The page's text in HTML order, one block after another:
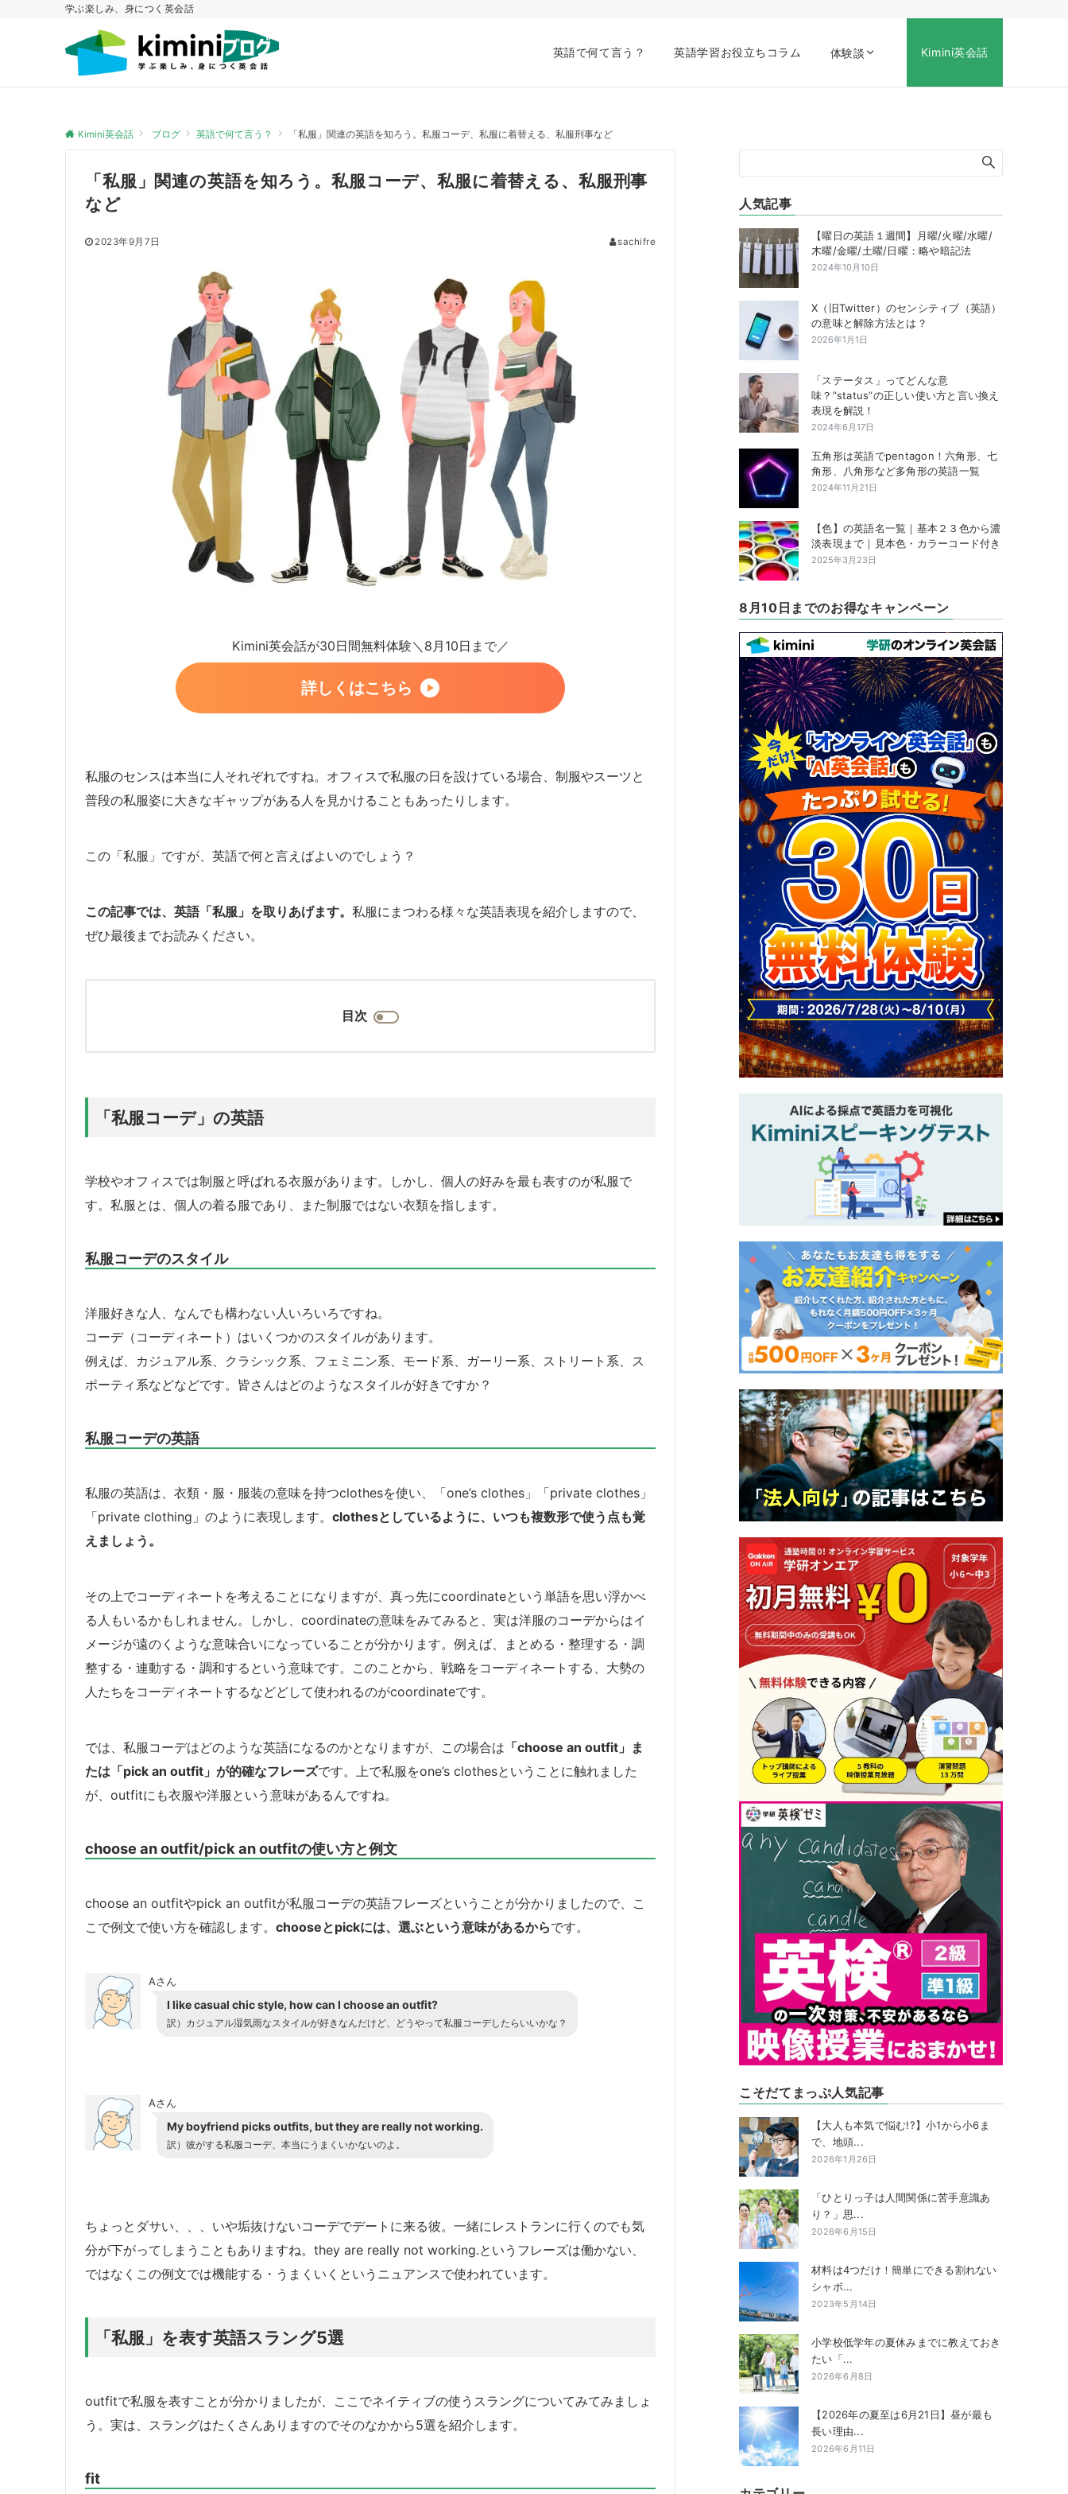
学ぶ楽しみ、身につく英会話
英語で何て言う？ 英語学習お役立ちコラム 体験談 Kimini英会話
Kimini英会話 ブログ 英語で何て言う？ 「私服」関連の英語を知ろう。私服コーデ、私服に着替える、私服刑事など
「私服」関連の英語を知ろう。私服コーデ、私服に着替える、私服刑事
など
2023年9月7日 sachifre
Kimini英会話が30日間無料体験＼8月10日まで／
詳しくはこちら
私服のセンスは本当に人それぞれですね。オフィスで私服の日を設けている場合、制服やスーツと
普段の私服姿に大きなギャップがある人を見かけることもあったりします。
この「私服」ですが、英語で何と言えばよいのでしょう？
この記事では、英語「私服」を取りあげます。 私服にまつわる様々な英語表現を紹介しますので、
ぜひ最後までお読みください。
目次
「私服コーデ」の英語
学校やオフィスでは制服と呼ばれる衣服があります。しかし、個人の好みを最も表すのが私服で
す。私服とは、個人の着る服であり、また制服ではない衣類を指します。
私服コーデのスタイル
洋服好きな人、なんでも構わない人いろいろですね。
コーデ（コーディネート）はいくつかのスタイルがあります。
例えば、カジュアル系、クラシック系、フェミニン系、モード系、ガーリー系、ストリート系、ス
ポーティ系などなどです。皆さんはどのようなスタイルが好きですか？
私服コーデの英語
私服の英語は、衣類・服・服装の意味を持つclothesを使い、「one’s clothes」「private clothes」
「private clothing」のように表現します。 clothesとしているように、いつも複数形で使う点も覚
えましょう。
その上でコーディネートを考えることになりますが、真っ先にcoordinateという単語を思い浮かべ
る人もいるかもしれません。しかし、coordinateの意味をみてみると、実は洋服のコーデからはイ
メージが遠のくような意味合いになっていることが分かります。例えば、まとめる・整理する・調
整する・連動する・調和するという意味です。このことから、戦略をコーディネートする、大勢の
人たちをコーディネートするなどどして使われるのがcoordinateです。
では、私服コーデはどのような英語になるのかとなりますが、この場合は 「choose an outfit」ま
たは「pick an outfit」が的確なフレーズです。上で私服をone’s clothesということに触れました
が、outfitにも衣服や洋服という意味があるんですね。
choose an outfit/pick an outfitの使い方と例文
choose an outfitやpick an outfitが私服コーデの英語フレーズということが分かりましたので、こ
こで例文で使い方を確認します。 chooseとpickには、選ぶという意味があるからです。
Aさん
I like casual chic style, how can I choose an outfit?
訳）カジュアル湿気雨なスタイルが好きなんだけど、どうやって私服コーデしたらいいかな？
Aさん
My boyfriend picks outfits, but they are really not working.
訳）彼がする私服コーデ、本当にうまくいかないのよ。
ちょっとダサい、、、いや垢抜けないコーデでデートに来る彼。一緒にレストランに行くのでも気
分が下がってしまうこともありますね。they are really not working.というフレーズは働かない、
ではなくこの例文では機能する・うまくいくというニュアンスで使われています。
「私服」を表す英語スラング5選
outfitで私服を表すことが分かりましたが、ここでネイティブの使うスラングについてみてみましょ
う。実は、スラングはたくさんありますのでそのなかから5選を紹介します。
fit
人気記事
【曜日の英語１週間】月曜/火曜/水曜/
木曜/金曜/土曜/日曜：略や暗記法
2024年10月10日
X（旧Twitter）のセンシティブ（英語）
の意味と解除方法とは？
2026年1月1日
「ステータス」ってどんな意
味？”status”の正しい使い方と言い換え
表現を解説！
2024年6月17日
五角形は英語でpentagon！六角形、七
角形、八角形など多角形の英語一覧
2024年11月21日
【色】の英語名一覧｜基本２３色から濃
淡表現まで｜見本色・カラーコード付き
2025年3月23日
8月10日までのお得なキャンペーン
こそだてまっぷ人気記事
【大人も本気で悩む!?】小1から小6ま
で、地頭...
2026年1月26日
「ひとりっ子は人間関係に苦手意識あ
り？」思...
2026年6月15日
材料は4つだけ！簡単にできる割れない
シャボ...
2023年5月14日
小学校低学年の夏休みまでに教えておき
たい「...
2026年6月8日
【2026年の夏至は6月21日】昼が最も
長い理由...
2026年6月11日